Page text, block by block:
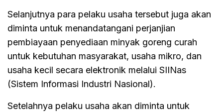
Selanjutnya para pelaku usaha tersebut juga akan
diminta untuk menandatangani perjanjian
pembiayaan penyediaan minyak goreng curah
untuk kebutuhan masyarakat, usaha mikro, dan
usaha kecil secara elektronik melalui SIINas
(Sistem Informasi Industri Nasional).
Setelahnya pelaku usaha akan diminta untuk